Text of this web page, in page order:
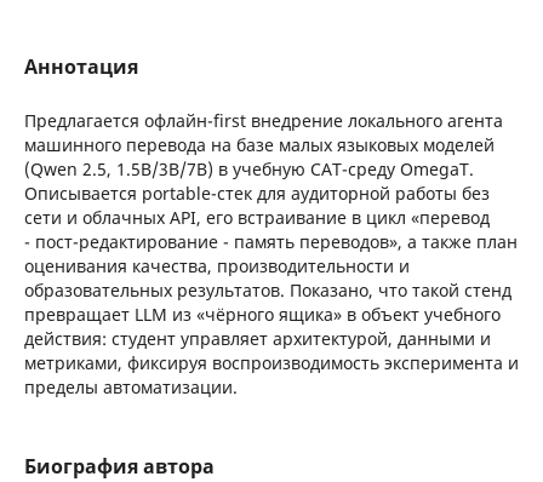
Аннотация
Предлагается офлайн-first внедрение локального агента
машинного перевода на базе малых языковых моделей
(Qwen 2.5, 1.5B/3B/7B) в учебную CAT-среду OmegaT.
Описывается portable-стек для аудиторной работы без
сети и облачных API, его встраивание в цикл «перевод
- пост-редактирование - память переводов», а также план
оценивания качества, производительности и
образовательных результатов. Показано, что такой стенд
превращает LLM из «чёрного ящика» в объект учебного
действия: студент управляет архитектурой, данными и
метриками, фиксируя воспроизводимость эксперимента и
пределы автоматизации.
Биография автора